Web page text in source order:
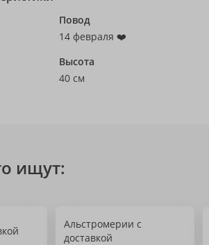
Повод
14 февраля ❤️
Высота
40 см
ищут:
Альстромерии с
доставкой